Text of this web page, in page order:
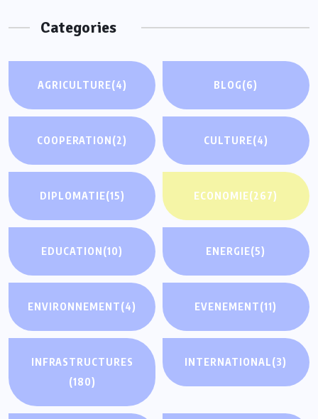
Categories
AGRICULTURE(4) BLOG(6)
COOPERATION(2) CULTURE(4)
DIPLOMATIE(15) ECONOMIE(267)
EDUCATION(10) ENERGIE(5)
ENVIRONNEMENT(4) EVENEMENT(11)
INFRASTRUCTURES
(180)
INTERNATIONAL(3)